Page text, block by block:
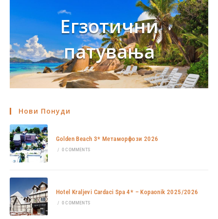
Егзотични
патувања
Нови Понуди
Golden Beach 3* Метаморфози 2026
/ 0 COMMENTS
Hotel Kraljevi Cardaci Spa 4* – Kopaonik 2025/2026
/ 0 COMMENTS